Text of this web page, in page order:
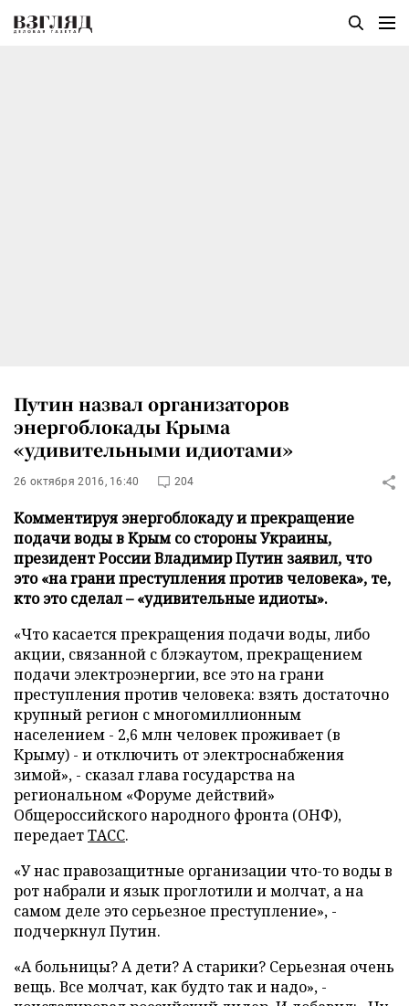
Путин назвал организаторов
энергоблокады Крыма
«удивительными идиотами»
26 октября 2016, 16:40 204
Комментируя энергоблокаду и прекращение
подачи воды в Крым со стороны Украины,
президент России Владимир Путин заявил, что
это «на грани преступления против человека», те,
кто это сделал – «удивительные идиоты».
«Что касается прекращения подачи воды, либо
акции, связанной с блэкаутом, прекращением
подачи электроэнергии, все это на грани
преступления против человека: взять достаточно
крупный регион с многомиллионным
населением - 2,6 млн человек проживает (в
Крыму) - и отключить от электроснабжения
зимой», - сказал глава государства на
региональном «Форуме действий»
Общероссийского народного фронта (ОНФ),
передаетТАСС.
«У нас правозащитные организации что-то воды в
рот набрали и язык проглотили и молчат, а на
самом деле это серьезное преступление», -
подчеркнул Путин.
«А больницы? А дети? А старики? Серьезная очень
вещь. Все молчат, как будто так и надо», -